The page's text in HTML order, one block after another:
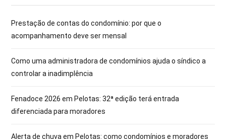
Prestação de contas do condomínio: por que o
acompanhamento deve ser mensal
Como uma administradora de condomínios ajuda o síndico a
controlar a inadimplência
Fenadoce 2026 em Pelotas: 32ª edição terá entrada
diferenciada para moradores
Alerta de chuva em Pelotas: como condomínios e moradores